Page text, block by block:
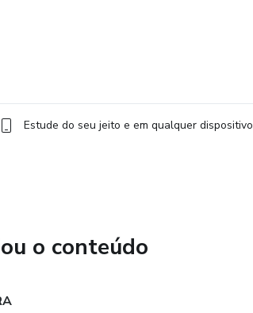
Estude do seu jeito e em qualquer dispositivo
o conteúdo